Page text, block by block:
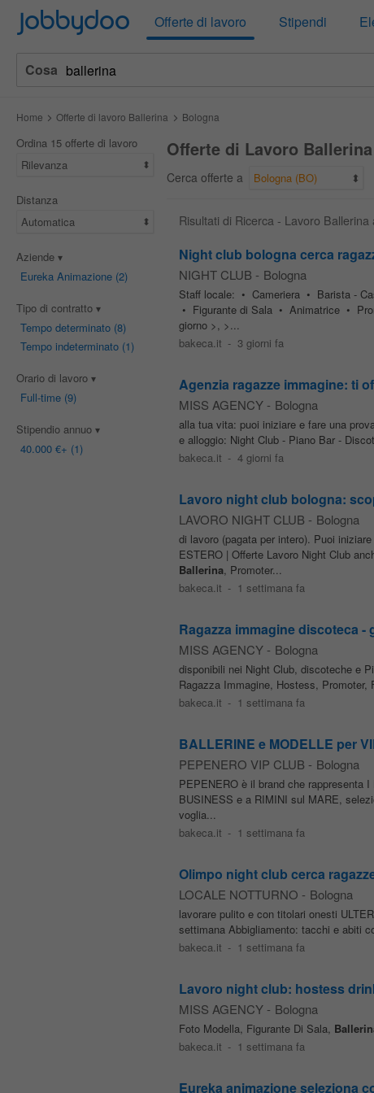
Jobbydoo Offerte di lavoro Stipendi
Cosa
Home Offerte di lavoro Ballerina Bologna
Ordina 15 offerte di lavoro
Rilevanza
Distanza
Automatica
Aziende
Eureka Animazione(2)
Tipo di contratto
Tempo determinato(8)
Tempo indeterminato(1)
Orario di lavoro
Full-time(9)
Stipendio annuo
40.000 €+ (1)
Offerte di Lavoro
Cerca offerte a Bologna (BO)
Risultati di Ricerca - Lavoro Ballerina
Night club bologna cerca
NIGHT CLUB - Bologna
Staff locale: • Cameriera • Barista -
• Figurante di Sala • Animatrice •
giorno >, >...
bakeca.it - 3 giorni fa
Agenzia ragazze immagine: ti
MISS AGENCY - Bologna
alla tua vita: puoi iniziare e fare una
e alloggio: Night Club - Piano Bar -
bakeca.it - 4 giorni fa
Lavoro night club bologna:
LAVORO NIGHT CLUB - Bologna
di lavoro (pagata per intero). Puoi
ESTERO | Offerte Lavoro Night Club
Ballerina, Promoter...
bakeca.it - 1 settimana fa
Ragazza immagine discoteca
MISS AGENCY - Bologna
disponibili nei Night Club, discoteche e
Ragazza Immagine, Hostess, Promoter,
bakeca.it - 1 settimana fa
BALLERINE e MODELLE per
PEPENERO VIP CLUB - Bologna
PEPENERO è il brand che rappresenta
BUSINESS e a RIMINI sul MARE,
voglia...
bakeca.it - 1 settimana fa
Olimpo night club cerca
LOCALE NOTTURNO - Bologna
lavorare pulito e con titolari onesti
settimana Abbigliamento: tacchi e abiti
bakeca.it - 1 settimana fa
Lavoro night club: hostess
MISS AGENCY - Bologna
Foto Modella, Figurante Di Sala,
bakeca.it - 1 settimana fa
Eureka animazione seleziona